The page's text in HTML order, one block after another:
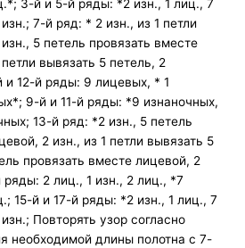
3-й и 5-й ряды: *2 изн., 1 лиц., 7
7-й ряд: * 2 изн., из 1 петли
5 петель провязать вместе
вывязать 5 петель, 2
и 12-й ряды: 9 лицевых, * 1
9-й и 11-й ряды: *9 изнаночных,
13-й ряд: *2 изн., 5 петель
2 изн., из 1 петли вывязать 5
провязать вместе лицевой, 2
ряды: 2 лиц., 1 изн., 2 лиц., *7
15-й и 17-й ряды: *2 изн., 1 лиц., 7
Повторять узор согласно
необходимой длины полотна с 7-